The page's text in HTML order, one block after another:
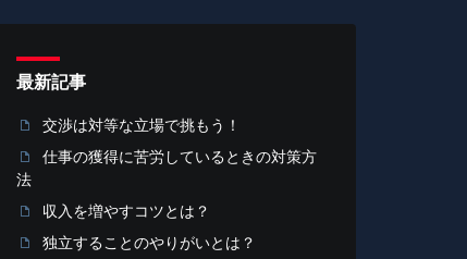
最新記事
交渉は対等な立場で挑もう！
仕事の獲得に苦労しているときの対策方
法
収入を増やすコツとは？
独立することのやりがいとは？